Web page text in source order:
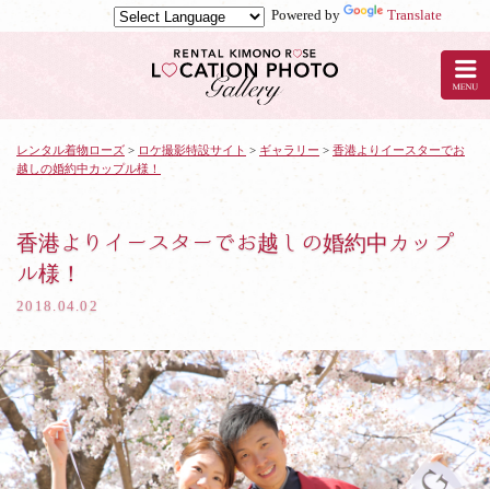
Powered by
Translate
ル
ー
ケ
撮
影：
香
港
よ
り
レンタル着物ローズ > ロケ撮影特設サイト > ギャラリー > 香港よりイースターでお
越しの婚約中カップル様！
香港よりイースターでお越しの婚約中カップ
ル様！
2018.04.02